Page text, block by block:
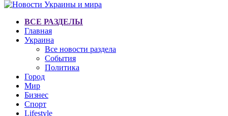
ВСЕ РАЗДЕЛЫ
Главная
Украина
Все новости раздела
События
Политика
Город
Мир
Бизнес
Спорт
Lifestyle